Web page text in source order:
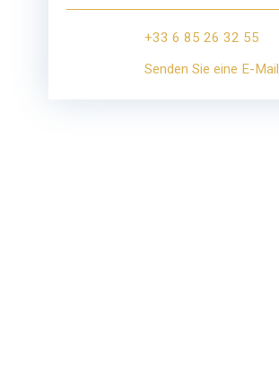
+33 6 85 26 32 55
Senden Sie eine E-Mail